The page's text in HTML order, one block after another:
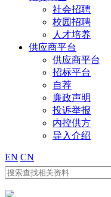
社会招聘
校园招聘
人才培养
供应商平台
供应商平台
招标平台
自荐
廉政声明
投诉举报
内控供方
导入介绍
EN CN